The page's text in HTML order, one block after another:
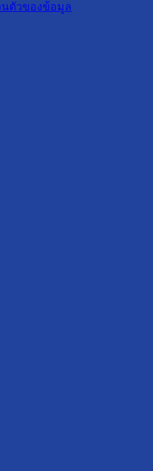
นตัวของข้อมูล